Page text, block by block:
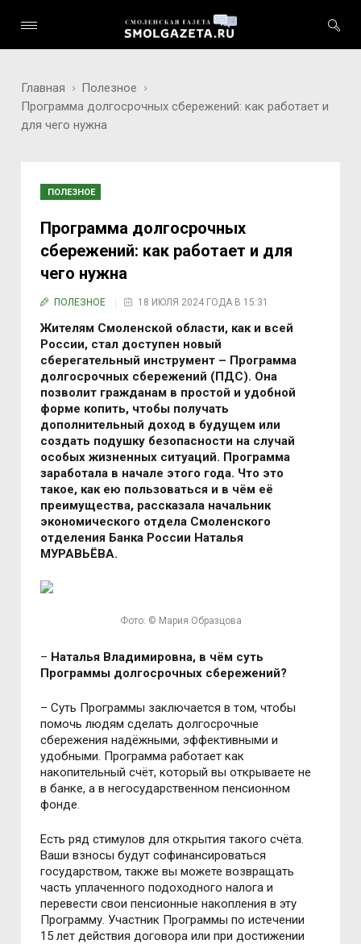
Главная
Полезное
Программа долгосрочных сбережений: как работает и
для чего нужна
ПОЛЕЗНОЕ
Программа долгосрочных
сбережений: как работает и для
чего нужна
ПОЛЕЗНОЕ 18 ИЮЛЯ 2024 ГОДА В 15:31
Жителям Смоленской области, как и всей
России, стал доступен новый
сберегательный инструмент – Программа
долгосрочных сбережений (ПДС). Она
позволит гражданам в простой и удобной
форме копить, чтобы получать
дополнительный доход в будущем или
создать подушку безопасности на случай
особых жизненных ситуаций. Программа
заработала в начале этого года. Что это
такое, как ею пользоваться и в чём её
преимущества, рассказала начальник
экономического отдела Смоленского
отделения Банка России Наталья
МУРАВЬЁВА.
Фото: © Мария Образцова
– Наталья Владимировна, в чём суть
Программы долгосрочных сбережений?
– Суть Программы заключается в том, чтобы
помочь людям сделать долгосрочные
сбережения надёжными, эффективными и
удобными. Программа работает как
накопительный счёт, который вы открываете не
в банке, а в негосударственном пенсионном
фонде.
Есть ряд стимулов для открытия такого счёта.
Ваши взносы будут софинансироваться
государством, также вы можете возвращать
часть уплаченного подоходного налога и
перевести свои пенсионные накопления в эту
Программу. Участник Программы по истечении
15 лет действия договора или при достижении